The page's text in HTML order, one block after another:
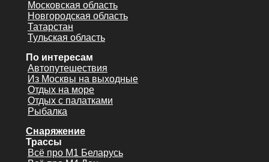
Московская область
Новгородская область
Татарстан
Тульская область
По интересам
Автопутешествия
Из Москвы на выходные
Отдых на море
Отдых с палатками
Рыбалка
Снаряжение
Трассы
Всё про М1 Беларусь